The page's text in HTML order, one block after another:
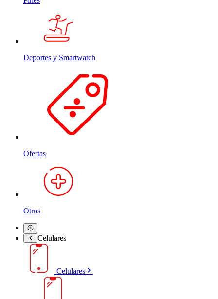
Deportes y Smartwatch
Ofertas
Otros
Celulares
Celulares